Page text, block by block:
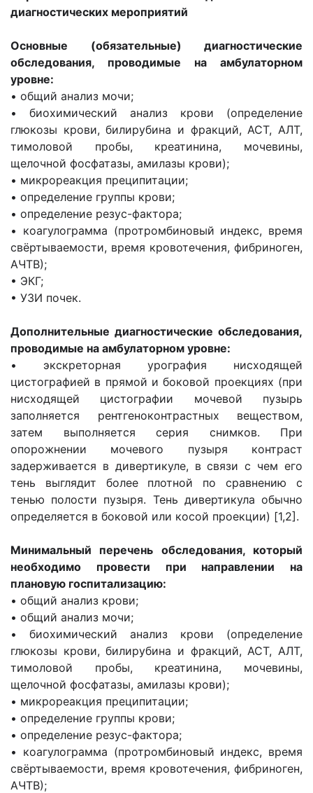
диагностических мероприятий
Основные (обязательные) диагностические
обследования, проводимые на амбулаторном
уровне:
• общий анализ мочи;
• биохимический анализ крови (определение
глюкозы крови, билирубина и фракций, АСТ, АЛТ,
тимоловой пробы, креатинина, мочевины,
щелочной фосфатазы, амилазы крови);
• микрореакция преципитации;
• определение группы крови;
• определение резус-фактора;
• коагулограмма (протромбиновый индекс, время
свёртываемости, время кровотечения, фибриноген,
АЧТВ);
• ЭКГ;
• УЗИ почек.
Дополнительные диагностические обследования,
проводимые на амбулаторном уровне:
• экскреторная урография нисходящей
цистографией в прямой и боковой проекциях (при
нисходящей цистографии мочевой пузырь
заполняется рентгеноконтрастных веществом,
затем выполняется серия снимков. При
опорожнении мочевого пузыря контраст
задерживается в дивертикуле, в связи с чем его
тень выглядит более плотной по сравнению с
тенью полости пузыря. Тень дивертикула обычно
определяется в боковой или косой проекции) [1,2].
Минимальный перечень обследования, который
необходимо провести при направлении на
плановую госпитализацию:
• общий анализ крови;
• общий анализ мочи;
• биохимический анализ крови (определение
глюкозы крови, билирубина и фракций, АСТ, АЛТ,
тимоловой пробы, креатинина, мочевины,
щелочной фосфатазы, амилазы крови);
• микрореакция преципитации;
• определение группы крови;
• определение резус-фактора;
• коагулограмма (протромбиновый индекс, время
свёртываемости, время кровотечения, фибриноген,
АЧТВ);